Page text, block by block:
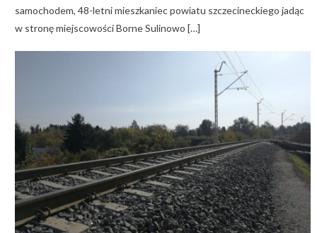
samochodem, 48-letni mieszkaniec powiatu szczecineckiego jadąc
w stronę miejscowości Borne Sulinowo […]